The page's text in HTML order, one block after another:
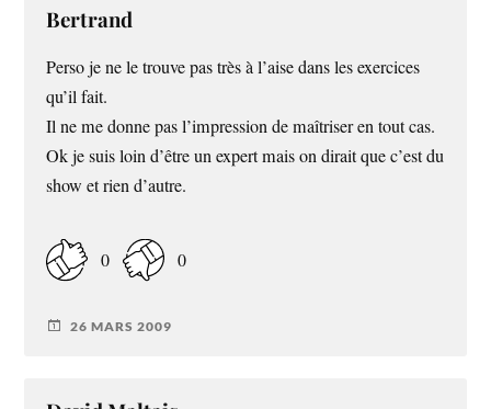
Bertrand
Perso je ne le trouve pas très à l’aise dans les exercices
qu’il fait.
Il ne me donne pas l’impression de maîtriser en tout cas.
Ok je suis loin d’être un expert mais on dirait que c’est du
show et rien d’autre.
0 0
26 MARS 2009